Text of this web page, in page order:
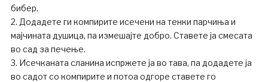
бибер.
2. Додадете ги компирите исечени на тенки парчиња и
мајчината душица, па измешајте добро. Ставете ја смесата
во сад за печење.
3. Исечканата сланина испржете ја во тава, па додадете ја
во садот со компирите и потоа одгоре ставете го